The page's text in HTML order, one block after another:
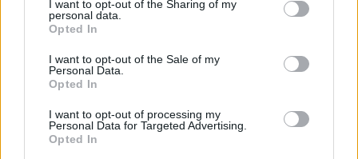
I want to opt-out of the Sharing of my
personal data.
Opted In
I want to opt-out of the Sale of my
Personal Data.
Opted In
I want to opt-out of processing my
Personal Data for Targeted Advertising.
Opted In
considerazione i dati mondiali. Il suicidio
miete ogni anno nel mondo circa 800.000
morti all’anno. Cosa possiamo fare?
Ascoltare chi si trovi in difficoltà
potrebbe essere già un buon inizio. Spesso,
chi sopravvive ad un simile gesto afferma